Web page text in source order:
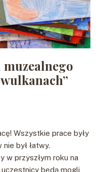
Wszystkie prace były
był łatwy.
w przyszłym roku na
uczestnicy będą mogli